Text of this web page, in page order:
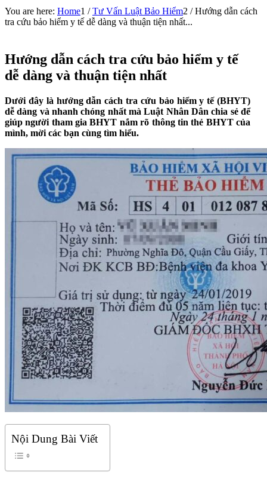
You are here: Home1 / Tư Vấn Luật Bảo Hiểm2 / Hướng dẫn cách
tra cứu bảo hiểm y tế dễ dàng và thuận tiện nhất...
Hướng dẫn cách tra cứu bảo hiểm y tế
dễ dàng và thuận tiện nhất
Dưới đây là hướng dẫn cách tra cứu bảo hiểm y tế (BHYT)
dễ dàng và nhanh chóng nhất mà Luật Nhân Dân chia sẻ để
giúp người tham gia BHYT nắm rõ thông tin thẻ BHYT của
mình, mời các bạn cùng tìm hiểu.
Nội Dung Bài Viết